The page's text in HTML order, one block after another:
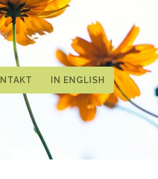
IN ENGLISH